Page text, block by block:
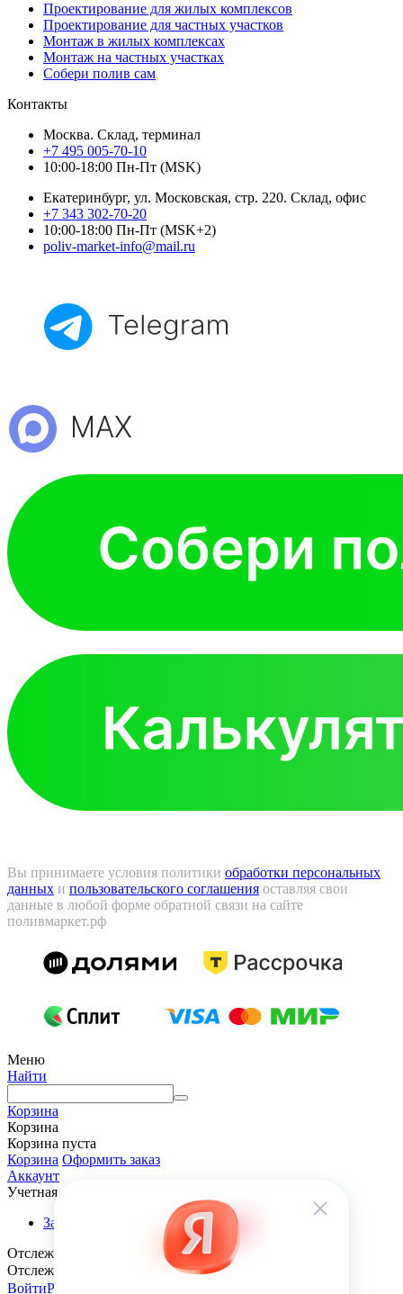
Проектирование для жилых комплексов
Проектирование для частных участков
Монтаж в жилых комплексах
Монтаж на частных участках
Собери полив сам
Контакты
Москва. Склад, терминал
+7 495 005-70-10
10:00-18:00 Пн-Пт (MSK)
Екатеринбург, ул. Московская, стр. 220. Склад, офис
+7 343 302-70-20
10:00-18:00 Пн-Пт (MSK+2)
poliv-market-info@mail.ru
Вы принимаете условия политики обработки персональных
данных и пользовательского соглашения оставляя свои
данные в любой форме обратной связи на сайте
поливмаркет.рф
Меню
Найти
Корзина
Корзина
Корзина пуста
Корзина Оформить заказ
Аккаунт
Учетная запись
Заказы
Отслеживание заказа
Отслеживание заказа
ВойтиРегистрация